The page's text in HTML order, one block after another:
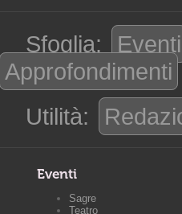
Sfoglia: Eventi
Approfondimenti
Utilità:
Eventi
Sagre
Teatro